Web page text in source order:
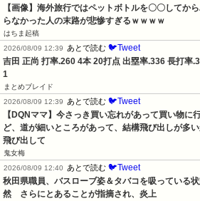
【画像】海外旅行ではペットボトルを〇〇してか
らなかった人の末路が悲惨すぎるｗｗｗｗ
はちま起稿
2026/08/09 12:39
あとで読む 🐦Tweet
吉田 正尚 打率.260 4本 20打点 出塁率.336 長打率
1
まとめブレイド
2026/08/09 12:39
あとで読む 🐦Tweet
【DQNママ】今さっき買い忘れがあって買い物に
ど、道が細いところがあって、結構飛び出しが多
飛び出して
鬼女梅
2026/08/09 12:40
あとで読む 🐦Tweet
秋田県職員、バスローブ姿＆タバコを吸っている
然　さらにとあることが指摘され、炎上